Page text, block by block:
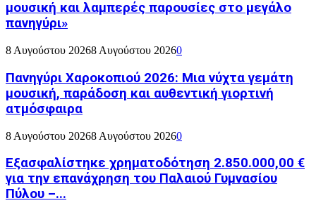
μουσική και λαμπερές παρουσίες στο μεγάλο
πανηγύρι»
8 Αυγούστου 20268 Αυγούστου 20260
Πανηγύρι Χαροκοπιού 2026: Μια νύχτα γεμάτη
μουσική, παράδοση και αυθεντική γιορτινή
ατμόσφαιρα
8 Αυγούστου 20268 Αυγούστου 20260
Εξασφαλίστηκε χρηματοδότηση 2.850.000,00 €
για την επανάχρηση του Παλαιού Γυμνασίου
Πύλου –...